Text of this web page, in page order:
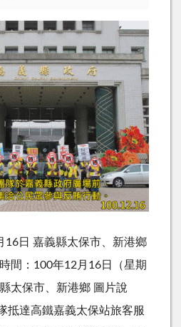
16日 嘉義縣太保市、新港鄉
間：100年12月16日（星期
太保市、新港鄉 圖片說
抵達高鐵嘉義太保站旅客服